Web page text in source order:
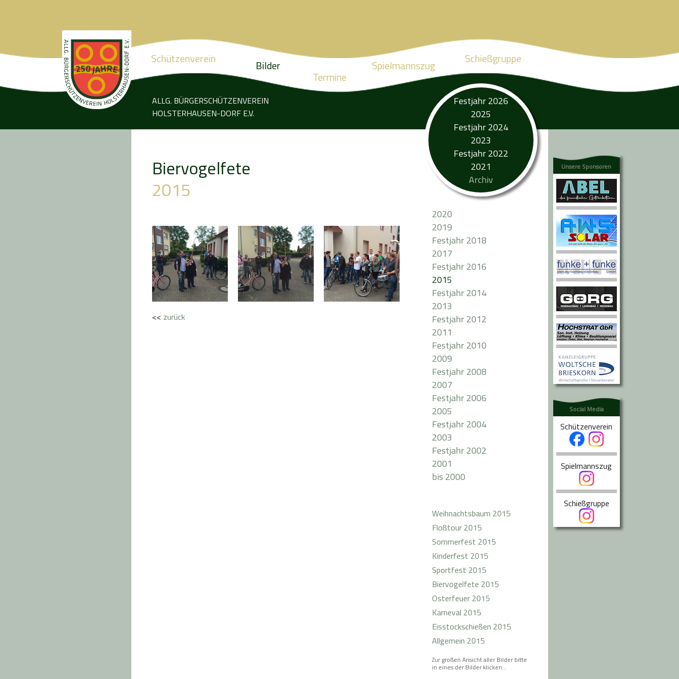
Schützenverein Bilder
Termine
Spielmannszug Schießgruppe
ALLG. BÜRGERSCHÜTZENVEREIN
HOLSTERHAUSEN-DORF E.V.
Festjahr 2026
2025
Festjahr 2024
2023
Festjahr 2022
2021
Archiv
Biervogelfete
2015
<< zurück
2020
2019
Festjahr 2018
2017
Festjahr 2016
2015
Festjahr 2014
2013
Festjahr 2012
2011
Festjahr 2010
2009
Festjahr 2008
2007
Festjahr 2006
2005
Festjahr 2004
2003
Festjahr 2002
2001
bis 2000
Weihnachtsbaum 2015
Floßtour 2015
Sommerfest 2015
Kinderfest 2015
Sportfest 2015
Biervogelfete 2015
Osterfeuer 2015
Karneval 2015
Eisstockschießen 2015
Allgemein 2015
Zur großen Ansicht aller Bilder bitte
in eines der Bilder klicken...
Unsere Sponsoren
Social Media
Schützenverein
Spielmannszug
Schießgruppe